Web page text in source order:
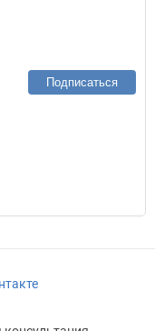
Подписаться